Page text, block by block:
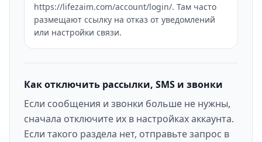
https://lifezaim.com/account/login/. Там часто
размещают ссылку на отказ от уведомлений
или настройки связи.
Как отключить рассылки, SMS и звонки
Если сообщения и звонки больше не нужны,
сначала отключите их в настройках аккаунта.
Если такого раздела нет, отправьте запрос в